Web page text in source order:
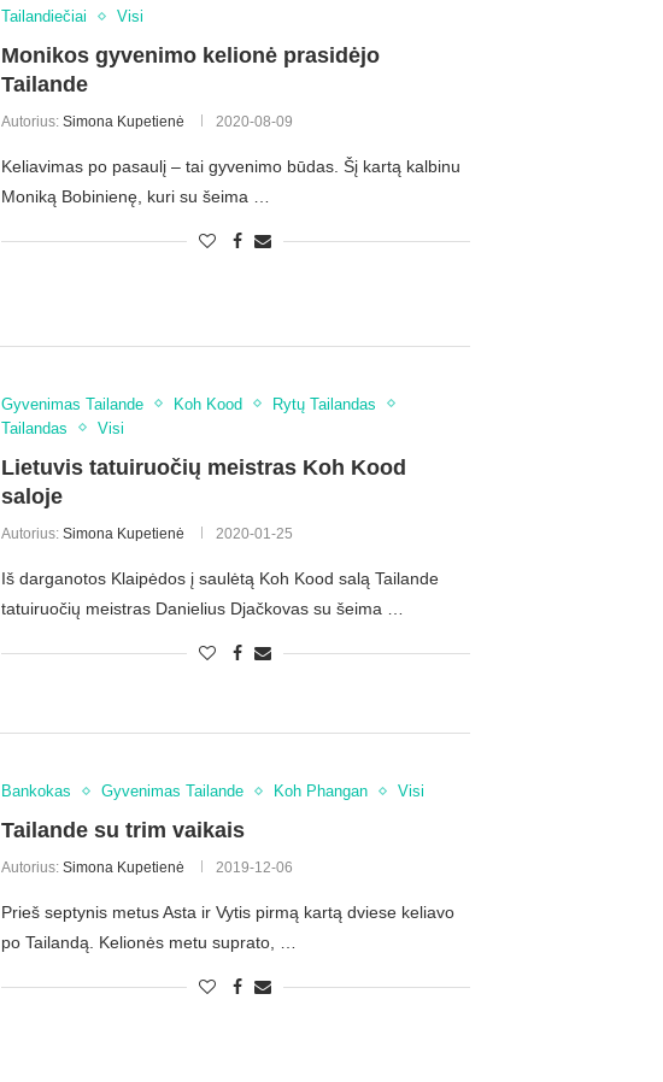
Tailandiečiai Visi
Monikos gyvenimo kelionė prasidėjo
Tailande
Autorius: Simona Kupetienė 2020-08-09
Keliavimas po pasaulį – tai gyvenimo būdas. Šį kartą kalbinu
Moniką Bobinienę, kuri su šeima …
Gyvenimas Tailande Koh Kood
Rytų Tailandas
Tailandas
Visi
Lietuvis tatuiruočių meistras Koh Kood
saloje
Autorius: Simona Kupetienė 2020-01-25
Iš darganotos Klaipėdos į saulėtą Koh Kood salą Tailande
tatuiruočių meistras Danielius Djačkovas su šeima …
Bankokas Gyvenimas Tailande Koh Phangan Visi
Tailande su trim vaikais
Autorius: Simona Kupetienė 2019-12-06
Prieš septynis metus Asta ir Vytis pirmą kartą dviese keliavo
po Tailandą. Kelionės metu suprato, …